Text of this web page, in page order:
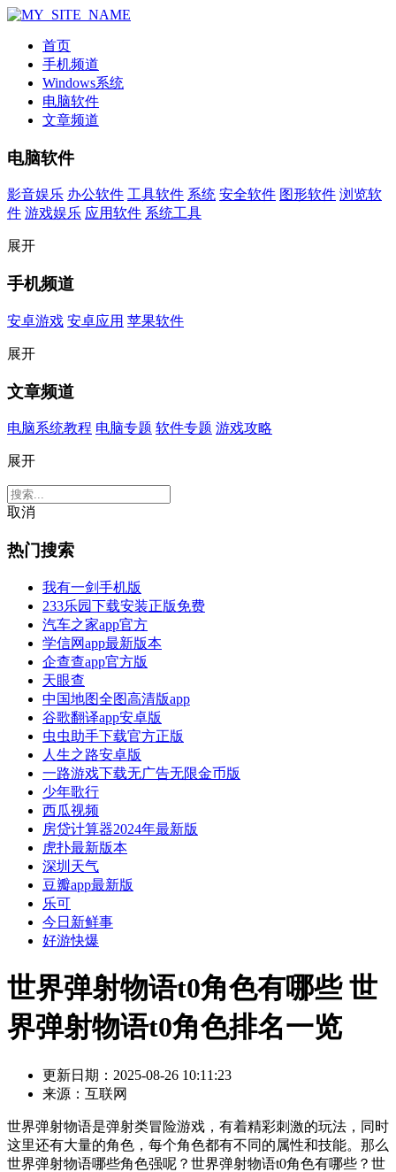
首页
手机频道
Windows系统
电脑软件
文章频道
电脑软件
影音娱乐 办公软件 工具软件 系统 安全软件 图形软件 浏览软
件 游戏娱乐 应用软件 系统工具
展开
手机频道
安卓游戏 安卓应用 苹果软件
展开
文章频道
电脑系统教程 电脑专题 软件专题 游戏攻略
展开
取消
热门搜索
我有一剑手机版
233乐园下载安装正版免费
汽车之家app官方
学信网app最新版本
企查查app官方版
天眼查
中国地图全图高清版app
谷歌翻译app安卓版
虫虫助手下载官方正版
人生之路安卓版
一路游戏下载无广告无限金币版
少年歌行
西瓜视频
房贷计算器2024年最新版
虎扑最新版本
深圳天气
豆瓣app最新版
乐可
今日新鲜事
好游快爆
世界弹射物语t0角色有哪些 世
界弹射物语t0角色排名一览
更新日期： 2025-08-26 10:11:23
来源： 互联网
世界弹射物语是弹射类冒险游戏，有着精彩刺激的玩法，同时
这里还有大量的角色，每个角色都有不同的属性和技能。那么
世界弹射物语哪些角色强呢？世界弹射物语t0角色有哪些？世